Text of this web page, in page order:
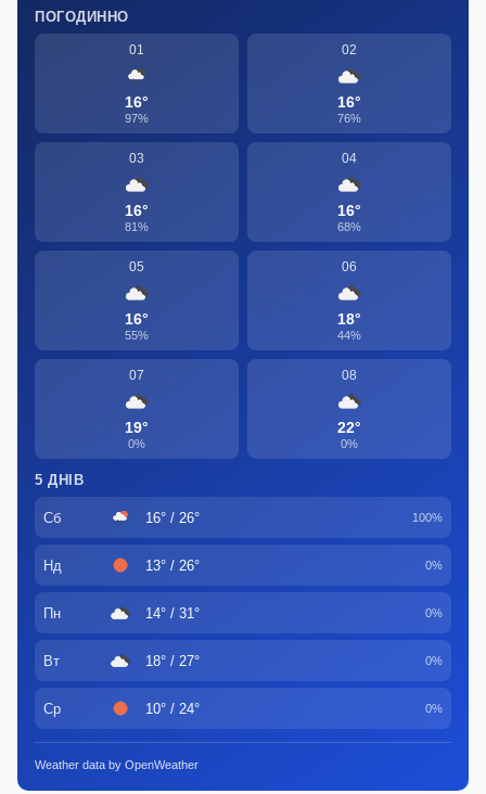
ПОГОДИННО
01
16°
97%
02
16°
76%
03
16°
81%
04
16°
68%
05
16°
55%
06
18°
44%
07
19°
0%
08
22°
0%
5 ДНІВ
Сб 16° / 26° 100%
Нд 13° / 26° 0%
Пн 14° / 31° 0%
Вт 18° / 27° 0%
Ср 10° / 24° 0%
Weather data by OpenWeather